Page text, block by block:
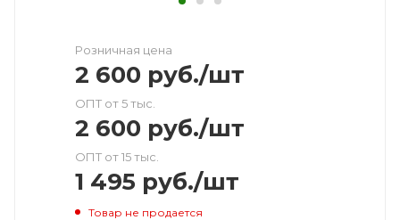
Розничная цена
2 600 руб./шт
ОПТ от 5 тыс.
2 600 руб./шт
ОПТ от 15 тыс.
1 495 руб./шт
Товар не продается